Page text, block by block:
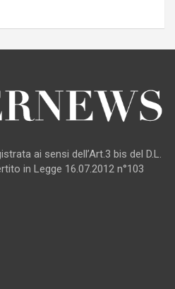
ai sensi dell’Art.3 bis del D.L.
in Legge 16.07.2012 n°103